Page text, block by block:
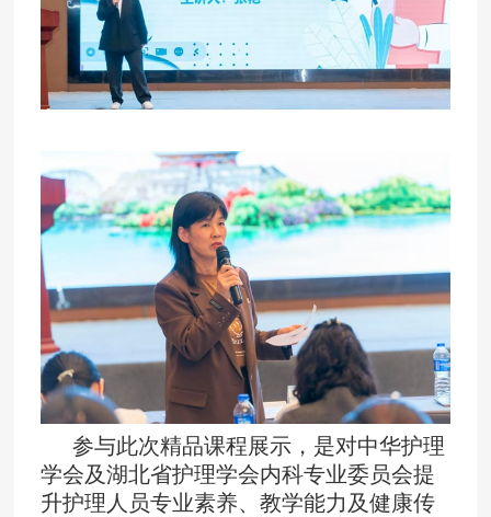
参与此次精品课程展示，是对中华护理
学会及湖北省护理学会内科专业委员会提
升护理人员专业素养、教学能力及健康传